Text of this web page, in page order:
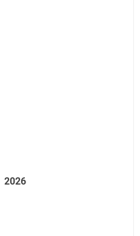
2026